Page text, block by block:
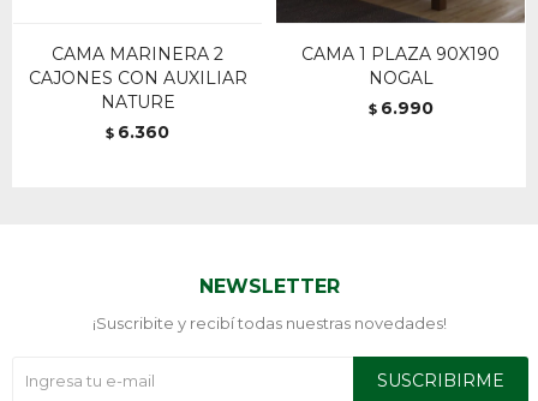
CAMA MARINERA 2
CAJONES CON AUXILIAR
NATURE
$ 6.360
CAMA 1 PLAZA 90X190
NOGAL
$ 6.990
NEWSLETTER
¡Suscribite y recibí todas nuestras novedades!
SUSCRIBIRME